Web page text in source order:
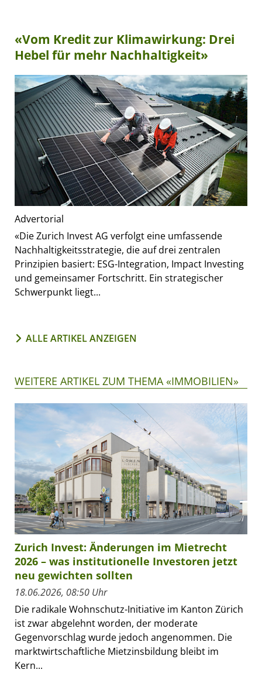
«Vom Kredit zur Klimawirkung: Drei
Hebel für mehr Nachhaltigkeit»
Advertorial
«Die Zurich Invest AG verfolgt eine umfassende
Nachhaltigkeitsstrategie, die auf drei zentralen
Prinzipien basiert: ESG-Integration, Impact Investing
und gemeinsamer Fortschritt. Ein strategischer
Schwerpunkt liegt...
ALLE ARTIKEL ANZEIGEN
WEITERE ARTIKEL ZUM THEMA «IMMOBILIEN»
Zurich Invest: Änderungen im Mietrecht
2026 – was institutionelle Investoren jetzt
neu gewichten sollten
18.06.2026, 08:50 Uhr
Die radikale Wohnschutz-Initiative im Kanton Zürich
ist zwar abgelehnt worden, der moderate
Gegenvorschlag wurde jedoch angenommen. Die
marktwirtschaftliche Mietzinsbildung bleibt im
Kern...